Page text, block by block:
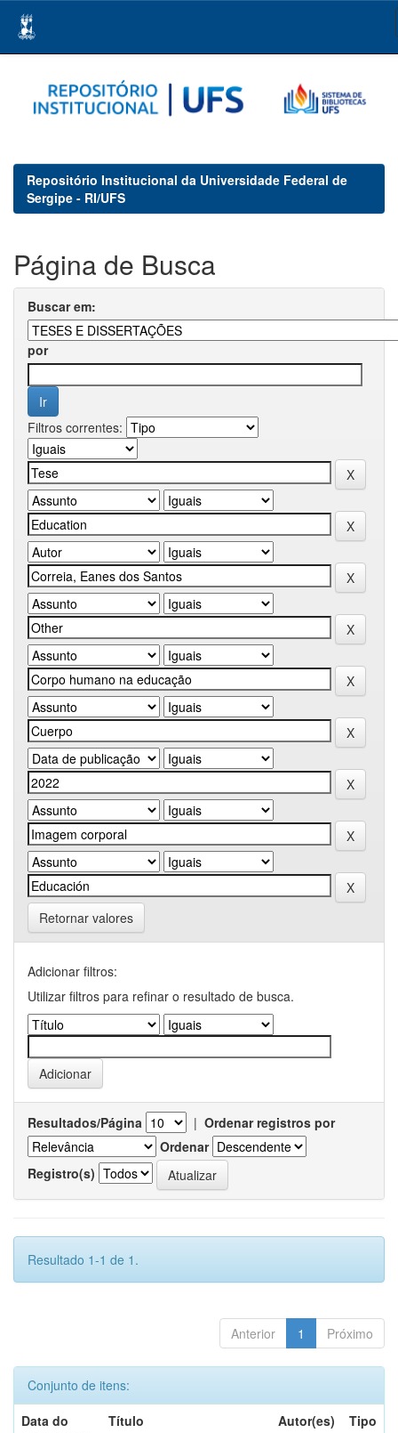
navigation
Repositório Institucional da Universidade Federal de
Sergipe - RI/UFS
Página de Busca
Buscar em:
por
Filtros correntes:
Retornar valores
Adicionar filtros:
Utilizar filtros para refinar o resultado de busca.
Resultados/Página | Ordenar registros por
Ordenar
Registro(s)
Resultado 1-1 de 1.
Anterior 1 Próximo
Conjunto de itens:
Data do
Título Autor(es) Tipo